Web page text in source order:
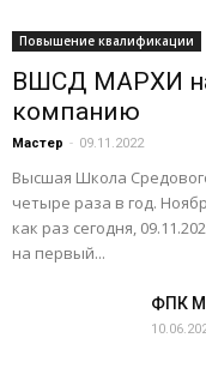
Повышение квалификации
ВШСД МАРХИ
компанию
Мастер - 09.11.2022
Высшая Школа
четыре раза в год.
как раз сегодня,
на первый...
ФПК